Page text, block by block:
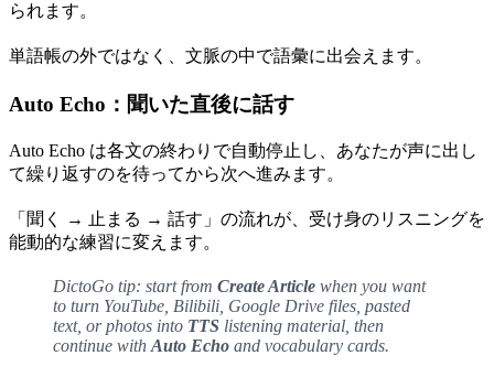
られます。
単語帳の外ではなく、文脈の中で語彙に出会えます。
Auto Echo：聞いた直後に話す
Auto Echo は各文の終わりで自動停止し、あなたが声に出し
て繰り返すのを待ってから次へ進みます。
「聞く → 止まる → 話す」の流れが、受け身のリスニングを
能動的な練習に変えます。
DictoGo tip: start from Create Article when you want
to turn YouTube, Bilibili, Google Drive files, pasted
text, or photos into TTS listening material, then
continue with Auto Echo and vocabulary cards.